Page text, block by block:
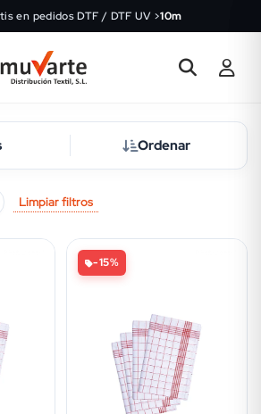
en pedidos DTF / DTF UV >10m
Ordenar
Limpiar filtros
-15%